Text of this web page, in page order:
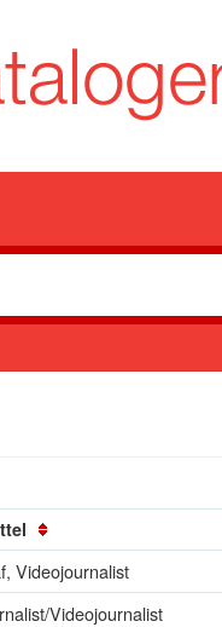
Videojournalist
Videojournalist